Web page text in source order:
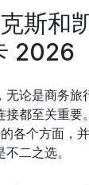
斯和
2026
无论是商务旅
接都至关重要
各个方面，
二之选。